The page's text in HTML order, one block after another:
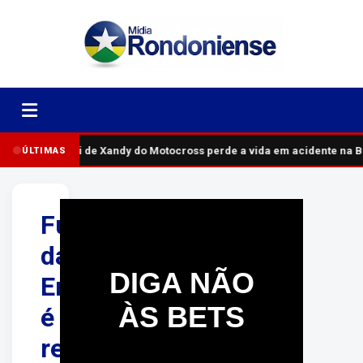
ÚLTIMASPai de Xandy do Motocross perde a vida em acidente na
Funcionário
da
Energisa
é
resgatado
DIGA NÃO
ÀS BETS